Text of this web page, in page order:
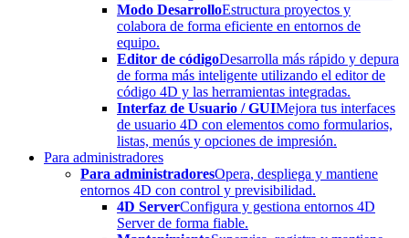
Modo DesarrolloEstructura proyectos y
colabora de forma eficiente en entornos de
equipo.
Editor de códigoDesarrolla más rápido y depura
de forma más inteligente utilizando el editor de
código 4D y las herramientas integradas.
Interfaz de Usuario / GUIMejora tus interfaces
de usuario 4D con elementos como formularios,
listas, menús y opciones de impresión.
Para administradores
Para administradoresOpera, despliega y mantiene
entornos 4D con control y previsibilidad.
4D ServerConfigura y gestiona entornos 4D
Server de forma fiable.